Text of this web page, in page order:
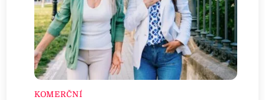
KOMERČNÍ